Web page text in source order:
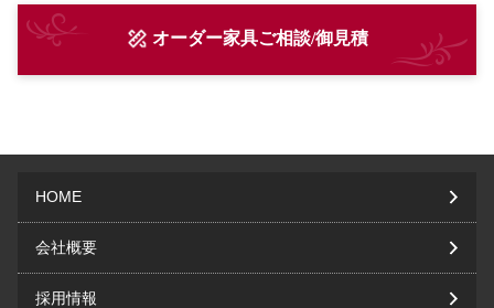
オーダー家具ご相談/御見積
HOME
会社概要
採用情報